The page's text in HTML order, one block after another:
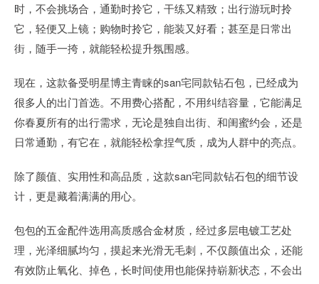
时，不会挑场合，通勤时拎它，干练又精致；出行游玩时拎
它，轻便又上镜；购物时拎它，能装又好看；甚至是日常出
街，随手一挎，就能轻松提升氛围感。
现在，这款备受明星博主青睐的san宅同款钻石包，已经成为
很多人的出门首选。不用费心搭配，不用纠结容量，它能满足
你春夏所有的出行需求，无论是独自出街、和闺蜜约会，还是
日常通勤，有它在，就能轻松拿捏气质，成为人群中的亮点。
除了颜值、实用性和高品质，这款san宅同款钻石包的细节设
计，更是藏着满满的用心。
包包的五金配件选用高质感合金材质，经过多层电镀工艺处
理，光泽细腻均匀，摸起来光滑无毛刺，不仅颜值出众，还能
有效防止氧化、掉色，长时间使用也能保持崭新状态，不会出